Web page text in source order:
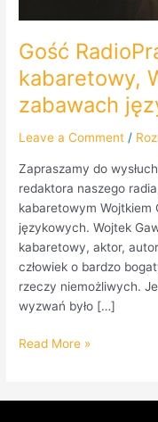
Gość
kabaretowy,
zabawach
Leave a Comment /
Zapraszamy do
redaktora naszego
kabaretowym Wojtkiem
językowych. Wojtek
kabaretowy, aktor,
człowiek o bardzo
rzeczy niemożliwych.
wyzwań było […]
Read More »